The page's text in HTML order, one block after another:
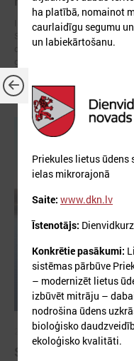
Ilgtspējīgas enerģētikas un
Sustainable Energy and
dokuments, kurā pašvaldība
radītajiem riskiem.
2026. gada 05. marts
Straujais pavasaris
ha platībā, nomainot
caurlaidīgu segumu
un labiekārtošanu.
Priekules lietus
ielas mikrorajonā
Saite: www.dkn.lv
Īstenotājs:
Konkrētie pasākumi:
sistēmas pārbūve
– modernizēt lietus
izbūvēt mitrāju –
nodrošina ūdens
bioloģisko
ekoloģisko kvalitāti.